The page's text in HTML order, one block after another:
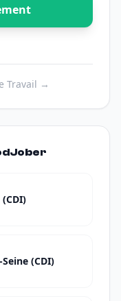
Travail →
(CDI)